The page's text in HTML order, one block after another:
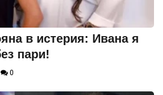
в истерия: Ивана я
пари!
0